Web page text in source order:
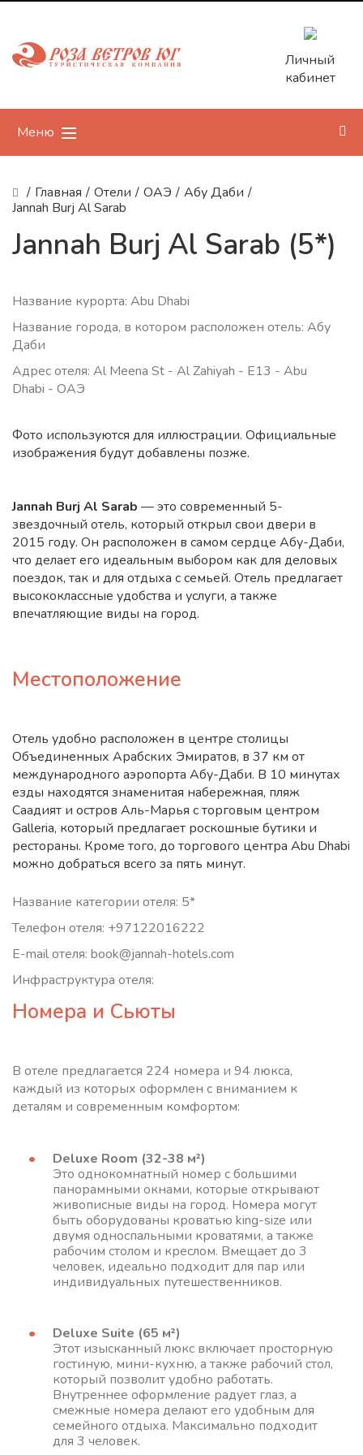
Личный
кабинет
Меню
/ Главная / Отели / ОАЭ / Абу Даби /
Jannah Burj Al Sarab
Jannah Burj Al Sarab (5*)
Название курорта: Abu Dhabi
Название города, в котором расположен отель: Абу
Даби
Адрес отеля: Al Meena St - Al Zahiyah - E13 - Abu
Dhabi - ОАЭ
Фото используются для иллюстрации. Официальные
изображения будут добавлены позже.
Jannah Burj Al Sarab — это современный 5-
звездочный отель, который открыл свои двери в
2015 году. Он расположен в самом сердце Абу-Даби,
что делает его идеальным выбором как для деловых
поездок, так и для отдыха с семьей. Отель предлагает
высококлассные удобства и услуги, а также
впечатляющие виды на город.
Местоположение
Отель удобно расположен в центре столицы
Объединенных Арабских Эмиратов, в 37 км от
международного аэропорта Абу-Даби. В 10 минутах
езды находятся знаменитая набережная, пляж
Саадият и остров Аль-Марья с торговым центром
Galleria, который предлагает роскошные бутики и
рестораны. Кроме того, до торгового центра Abu Dhabi
можно добраться всего за пять минут.
Название категории отеля: 5*
Телефон отеля: +97122016222
E-mail отеля: book@jannah-hotels.com
Инфраструктура отеля:
Номера и Сьюты
В отеле предлагается 224 номера и 94 люкса,
каждый из которых оформлен с вниманием к
деталям и современным комфортом:
Deluxe Room (32-38 м²)
Это однокомнатный номер с большими
панорамными окнами, которые открывают
живописные виды на город. Номера могут
быть оборудованы кроватью king-size или
двумя односпальными кроватями, а также
рабочим столом и креслом. Вмещает до 3
человек, идеально подходит для пар или
индивидуальных путешественников.
Deluxe Suite (65 м²)
Этот изысканный люкс включает просторную
гостиную, мини-кухню, а также рабочий стол,
который позволит удобно работать.
Внутреннее оформление радует глаз, а
смежные номера делают его удобным для
семейного отдыха. Максимально подходит
для 3 человек.